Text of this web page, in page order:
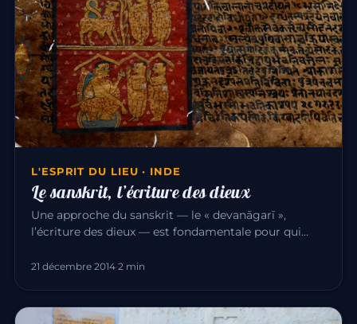
L'ESPRIT DU LIEU · INDE
Le sanskrit, l’écriture des dieux
Une approche du sanskrit — le « devanāgarī »,
l’écriture des dieux — est fondamentale pour qui
21 décembre 2014·2 min